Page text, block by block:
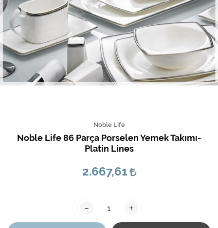
Noble Life
Noble Life 86 Parça Porselen Yemek Takımı-
Platin Lines
2.667,61
- +